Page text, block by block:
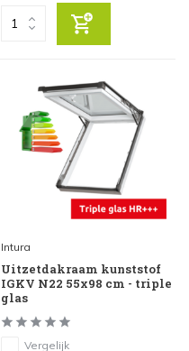
Intura
Uitzetdakraam kunststof
IGKV N22 55x98 cm - triple
glas
Vergelijk